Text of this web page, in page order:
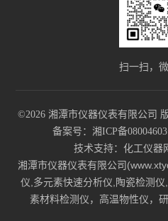
扫一扫，
©2026 湘潭市仪器仪表有限公司
备案号：湘ICP备
技术支持： 化工仪器
湘潭市仪器仪表有限公司
仪,多元素快速分析仪,陶瓷检测
素材料检测仪，高温物性仪，